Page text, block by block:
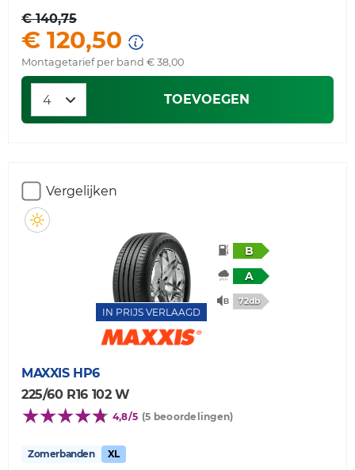
€ 140,75
€ 120,50
Montagetarief per band € 38,00
TOEVOEGEN
Vergelijken
IN PRIJS VERLAAGD
B
A
72db
MAXXIS HP6
225/60 R16 102 W
4,8/5 (5 beoordelingen)
Zomerbanden XL